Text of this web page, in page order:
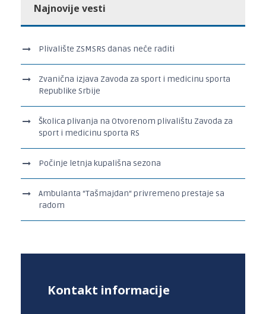
Najnovije vesti
Plivalište ZSMSRS danas neće raditi
Zvanična izjava Zavoda za sport i medicinu sporta
Republike Srbije
Školica plivanja na Otvorenom plivalištu Zavoda za
sport i medicinu sporta RS
Počinje letnja kupališna sezona
Ambulanta “Tašmajdan“ privremeno prestaje sa
radom
Kontakt informacije